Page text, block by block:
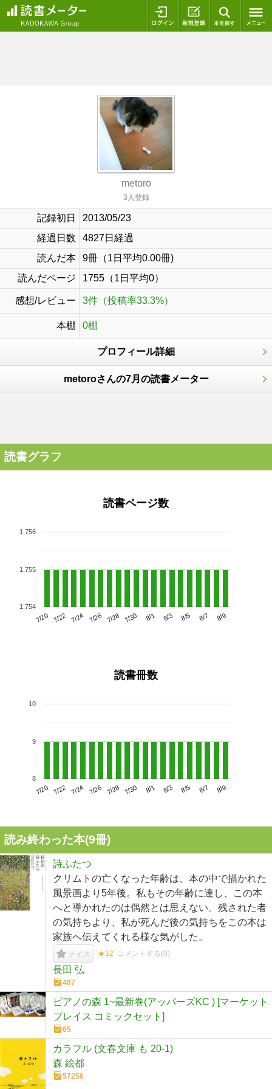
ログイン 新規登録
metoro
3人登録
記録初日
2013/05/23
経過日数
4827日経過
読んだ本
9冊（1日平均0.00冊)
読んだページ
1755（1日平均0）
感想/レビュー 3件（投稿率33.3%）
本棚 0棚
プロフィール詳細
metoroさんの7月の読書メーター
読書グラフ
読書ページ数
7/20 7/22 7/24 7/26 7/28 7/30 8/1 8/3 8/5 8/7 8/9
1,754
1,755
1,756
読書冊数
7/20 7/22 7/24 7/26 7/28 7/30 8/1 8/3 8/5 8/7 8/9
8
9
10
読み終わった本(9冊)
詩ふたつ
クリムトの亡くなった年齢は、本の中で描かれた
風景画より5年後。私もその年齢に達し、この本
へと導かれたのは偶然とは思えない。残された者
の気持ちより、私が死んだ後の気持ちをこの本は
家族へ伝えてくれる様な気がした。
ナイス ★12 コメントする(0)
長田 弘
487
ピアノの森 1~最新巻(アッパーズKC ) [マーケット
プレイス コミックセット]
65
カラフル (文春文庫 も 20-1)
森 絵都
57256